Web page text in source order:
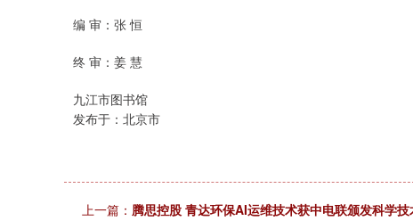
编 审：张 恒
终 审：姜 慧
九江市图书馆
发布于：北京市
上一篇： 腾思控股 青达环保AI运维技术获中电联颁发科学